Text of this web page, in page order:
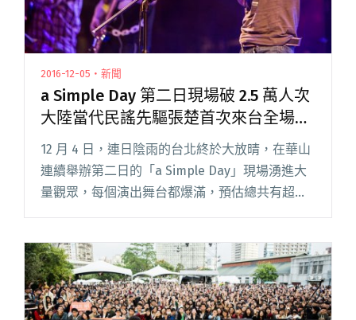
2016-12-05・新聞
a Simple Day 第二日現場破 2.5 萬人次
大陸當代民謠先驅張楚首次來台全場大
合唱
12 月 4 日，連日陰雨的台北終於大放晴，在華山
連續舉辦第二日的「a Simple Day」現場湧進大
量觀眾，每個演出舞台都爆滿，預估總共有超過
兩萬五人次的觀眾參與今天的「a Simple Day」
Simple Day 第二日現場破 2.5 萬人次 大陸當代民
謠先驅張楚首次來台全場大合唱"